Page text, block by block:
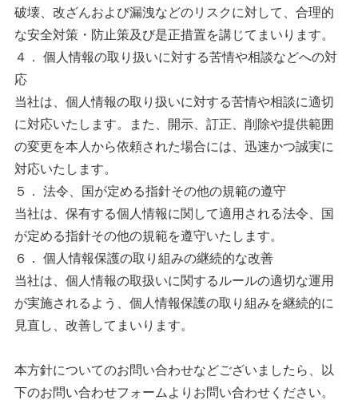
破壊、改ざんおよび漏洩などのリスクに対して、合理的
な安全対策・防止策及び是正措置を講じてまいります。
４． 個人情報の取り扱いに対する苦情や相談などへの対
応
当社は、個人情報の取り扱いに対する苦情や相談に適切
に対応いたします。また、開示、訂正、削除や提供範囲
の変更を本人から依頼された場合には、迅速かつ誠実に
対応いたします。
５． 法令、国が定める指針その他の規範の遵守
当社は、保有する個人情報に関して適用される法令、国
が定める指針その他の規範を遵守いたします。
６． 個人情報保護の取り組みの継続的な改善
当社は、個人情報の取扱いに関するルールの適切な運用
が実施されるよう、個人情報保護の取り組みを継続的に
見直し、改善してまいります。
本方針についてのお問い合わせなどございましたら、以
下のお問い合わせフォームよりお問い合わせください。